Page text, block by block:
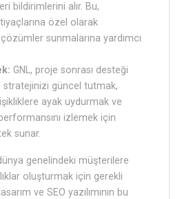
bildirimlerini alır. Bu,
özel olarak
sunmalarına yardımcı
GNL, proje sonrası desteği
stratejinizi güncel tutmak,
ayak uydurmak ve
izlemek için
sunar.
genelindeki müşterilere
oluşturmak için gerekli
ve SEO yazılımının bu